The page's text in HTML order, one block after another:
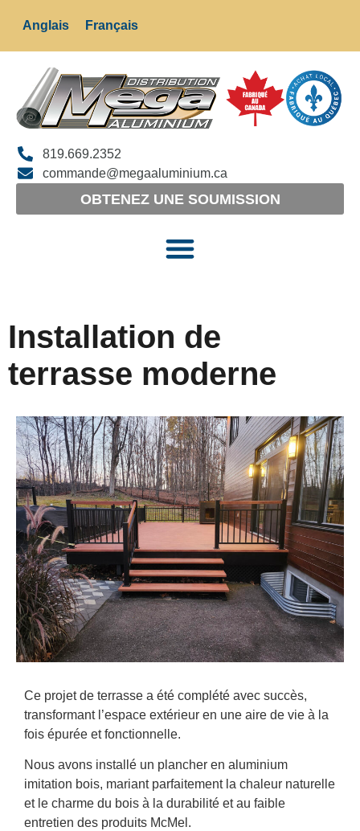
Anglais Français
OBTENEZ UNE SOUMISSION
819.669.2352
commande@megaaluminium.ca
Installation de
terrasse moderne
Ce projet de terrasse a été complété avec succès,
transformant l’espace extérieur en une aire de vie à la
fois épurée et fonctionnelle.
Nous avons installé un plancher en aluminium
imitation bois, mariant parfaitement la chaleur naturelle
et le charme du bois à la durabilité et au faible
entretien des produits McMel.